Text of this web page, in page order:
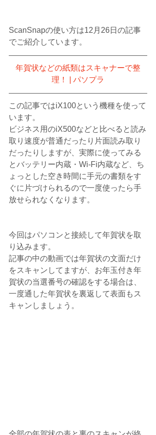
ScanSnapの使い方は12月26日の記事
でご紹介しています。
年賀状などの紙類はスキャナーで整
理！ | パソプラ
この記事ではiX100という機種を使って
います。
ビジネス用のiX500などと比べると読み
取り速度が普通だったり片面読み取り
だったりしますが、実際に使ってみる
とバッテリー内蔵・Wi-Fi内蔵など、ち
ょっとした空き時間に手元の書類をす
ぐに片づけられるので一度使ったら手
放せられなくなります。
今回はパソコンと接続して年賀状を取
り込みます。
記事の中の動画では年賀状の文面だけ
をスキャンしてますが、お年玉付き年
賀状の当選番号の確認をする場合は、
一度通した年賀状を裏返して表面もス
キャンしましょう。